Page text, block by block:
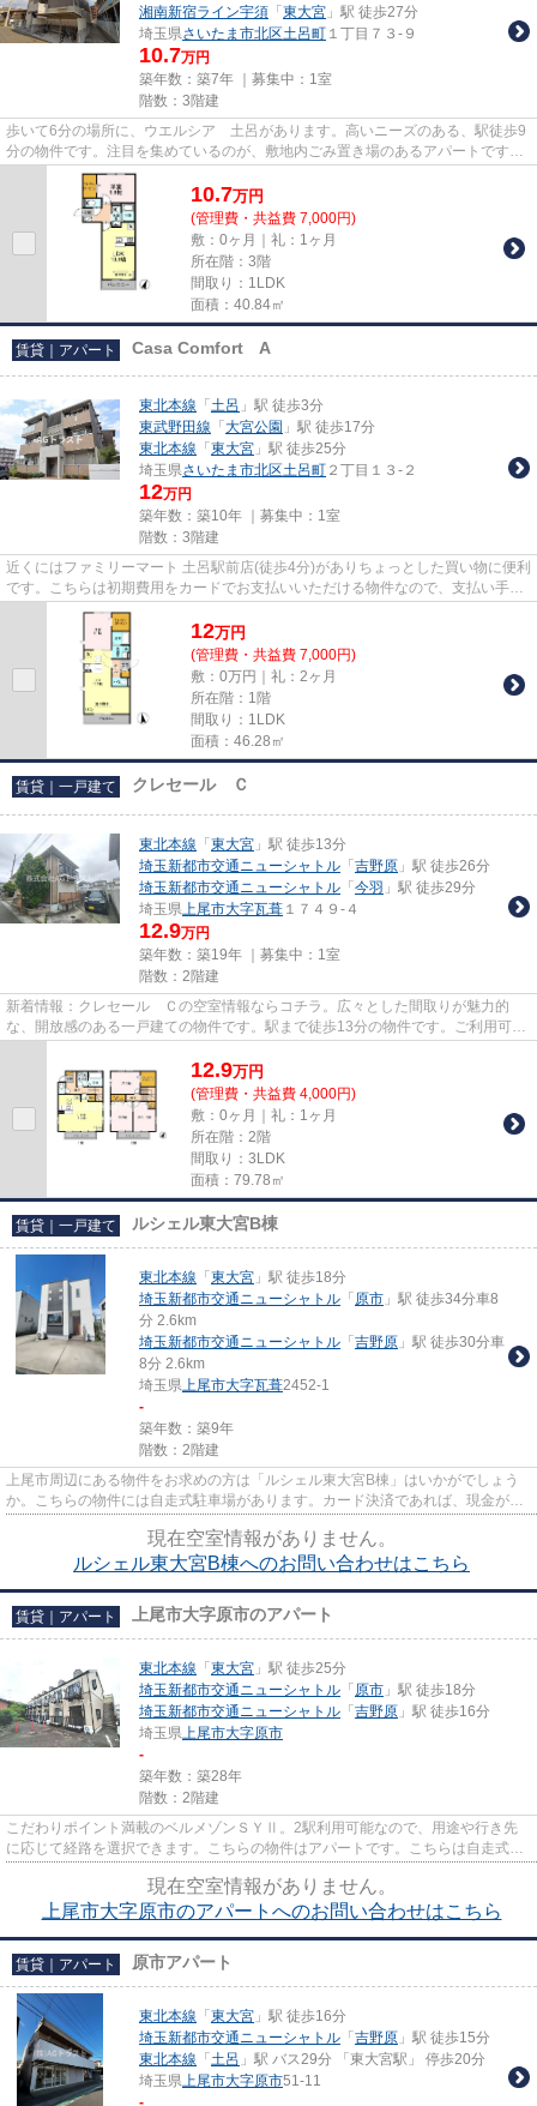
湘南新宿ライン宇須 「 東大宮 」駅 徒歩27分
埼玉県さいたま市北区土呂町 １丁目７３-９
10.7万円
築年数：築7年 ｜募集中： 1室
階数：3階建
歩いて6分の場所に、ウエルシア 土呂があります。高いニーズのある、駅徒歩9
分の物件です。注目を集めているのが、敷地内ごみ置き場のあるアパートです。
築7年のアパート。物件探しを...
10.7万円
(管理費・共益費 7,000円)
敷：0ヶ月｜礼：1ヶ月
所在階：3階
間取り：1LDK
面積：40.84㎡
賃貸｜アパート Casa Comfort A
東北本線 「 土呂 」駅 徒歩3分
東武野田線 「 大宮公園 」駅 徒歩17分
東北本線 「 東大宮 」駅 徒歩25分
埼玉県さいたま市北区土呂町 ２丁目１３-２
12万円
築年数：築10年 ｜募集中： 1室
階数：3階建
近くにはファミリーマート 土呂駅前店(徒歩4分)がありちょっとした買い物に便利
です。こちらは初期費用をカードでお支払いいただける物件なので、支払い手続
きの手間が省けます。こち...
12万円
(管理費・共益費 7,000円)
敷：0万円｜礼：2ヶ月
所在階：1階
間取り：1LDK
面積：46.28㎡
賃貸｜一戸建て クレセール Ｃ
東北本線 「 東大宮 」駅 徒歩13分
埼玉新都市交通ニューシャトル 「 吉野原 」駅 徒歩26分
埼玉新都市交通ニューシャトル 「 今羽 」駅 徒歩29分
埼玉県上尾市大字瓦葺 １７４９-４
12.9万円
築年数：築19年 ｜募集中： 1室
階数：2階建
新着情報：クレセール Ｃの空室情報ならコチラ。広々とした間取りが魅力的
な、開放感のある一戸建ての物件です。駅まで徒歩13分の物件です。ご利用可能
12.9万円
(管理費・共益費 4,000円)
敷：0ヶ月｜礼：1ヶ月
所在階：2階
間取り：3LDK
面積：79.78㎡
賃貸｜一戸建て ルシェル東大宮B棟
東北本線 「 東大宮 」駅 徒歩18分
埼玉新都市交通ニューシャトル 「 原市 」駅 徒歩34分車8
分 2.6km
埼玉新都市交通ニューシャトル 「 吉野原 」駅 徒歩30分車
8分 2.6km
埼玉県上尾市大字瓦葺2452-1
-
築年数：築9年
階数：2階建
上尾市周辺にある物件をお求めの方は「ルシェル東大宮B棟」はいかがでしょう
か。こちらの物件には自走式駐車場があります。カード決済であれば、現金が手
現在空室情報がありません。
ルシェル東大宮B棟へのお問い合わせはこちら
賃貸｜アパート 上尾市大字原市のアパート
東北本線 「 東大宮 」駅 徒歩25分
埼玉新都市交通ニューシャトル 「 原市 」駅 徒歩18分
埼玉新都市交通ニューシャトル 「 吉野原 」駅 徒歩16分
埼玉県上尾市大字原市
-
築年数：築28年
階数：2階建
こだわりポイント満載のベルメゾンＳＹⅡ。2駅利用可能なので、用途や行き先
に応じて経路を選択できます。こちらの物件はアパートです。こちらは自走式駐
現在空室情報がありません。
上尾市大字原市のアパートへのお問い合わせはこちら
賃貸｜アパート 原市アパート
東北本線 「 東大宮 」駅 徒歩16分
埼玉新都市交通ニューシャトル 「 吉野原 」駅 徒歩15分
東北本線 「 土呂 」駅 バス29分 「東大宮駅」 停歩20分
埼玉県上尾市大字原市51-11
-